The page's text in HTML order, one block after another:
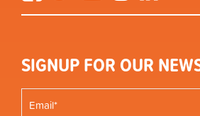
SIGNUP FOR OUR